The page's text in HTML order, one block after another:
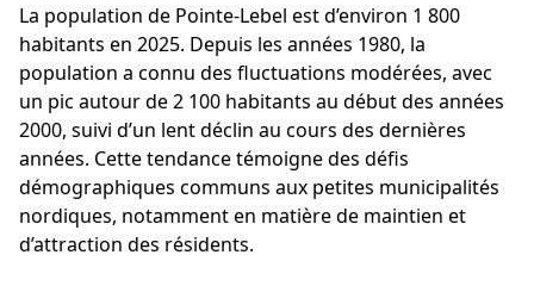
La population de Pointe-Lebel est d’environ 1 800
habitants en 2025. Depuis les années 1980, la
population a connu des fluctuations modérées, avec
un pic autour de 2 100 habitants au début des années
2000, suivi d’un lent déclin au cours des dernières
années. Cette tendance témoigne des défis
démographiques communs aux petites municipalités
nordiques, notamment en matière de maintien et
d’attraction des résidents.